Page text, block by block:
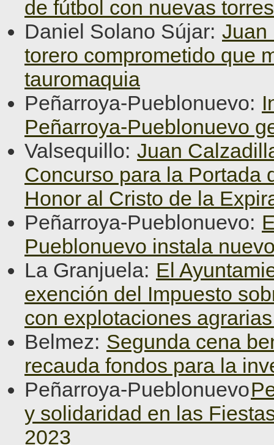
de fútbol con nuevas
Daniel Solano Sújar: Juan
torero comprometido que
tauromaquia
Peñarroya-Pueblonuevo:
Peñarroya-Pueblonuevo
Valsequillo: Juan
Concurso para la Portada
Honor al Cristo de la
Peñarroya-Pueblonuevo:
Pueblonuevo instala
La Granjuela: El
exención del Impuesto
con explotaciones
Belmez: Segunda cena
recauda fondos para la
Peñarroya-Pueblonuevo
y solidaridad en las
2023